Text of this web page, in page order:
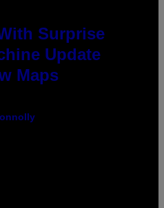
Surprise
Update
Maps